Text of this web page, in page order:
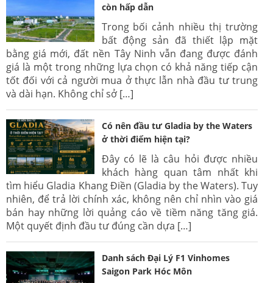
còn hấp dẫn
Trong bối cảnh nhiều thị trường
bất động sản đã thiết lập mặt
bằng giá mới, đất nền Tây Ninh vẫn đang được đánh
giá là một trong những lựa chọn có khả năng tiếp cận
tốt đối với cả người mua ở thực lẫn nhà đầu tư trung
và dài hạn. Không chỉ sở […]
Có nên đầu tư Gladia by the Waters
ở thời điểm hiện tại?
Đây có lẽ là câu hỏi được nhiều
khách hàng quan tâm nhất khi
tìm hiểu Gladia Khang Điền (Gladia by the Waters). Tuy
nhiên, để trả lời chính xác, không nên chỉ nhìn vào giá
bán hay những lời quảng cáo về tiềm năng tăng giá.
Một quyết định đầu tư đúng cần dựa […]
Danh sách Đại Lý F1 Vinhomes
Saigon Park Hóc Môn